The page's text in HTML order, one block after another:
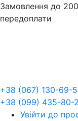
Замовлення до 200
передоплати
+38 (067) 130-69-
+38 (099) 435-80-
Увійти до